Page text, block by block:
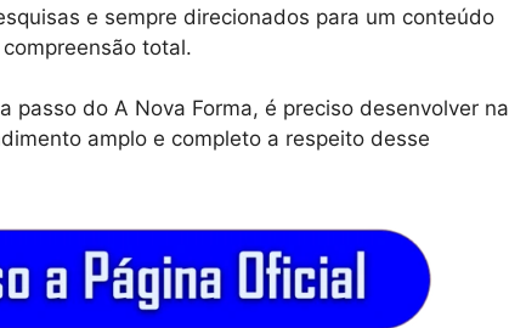
e sempre direcionados para um conteúdo
total.
passo do A Nova Forma, é preciso desenvolver na
amplo e completo a respeito desse